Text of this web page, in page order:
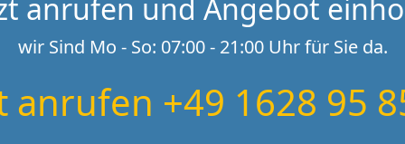
anrufen und Angebot
wir Sind Mo - So: 07:00 - 21:00 Uhr für Sie da.
anrufen +49 1628 95